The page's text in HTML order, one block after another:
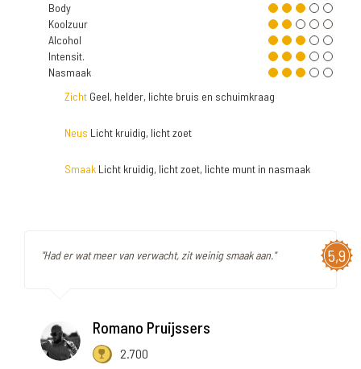
Body
Koolzuur
Alcohol
Intensit.
Nasmaak
Zicht Geel, helder, lichte bruis en schuimkraag
Neus Licht kruidig, licht zoet
Smaak Licht kruidig, licht zoet, lichte munt in nasmaak
5,9
"Had er wat meer van verwacht, zit weinig smaak aan."
Romano Pruijssers
2.700